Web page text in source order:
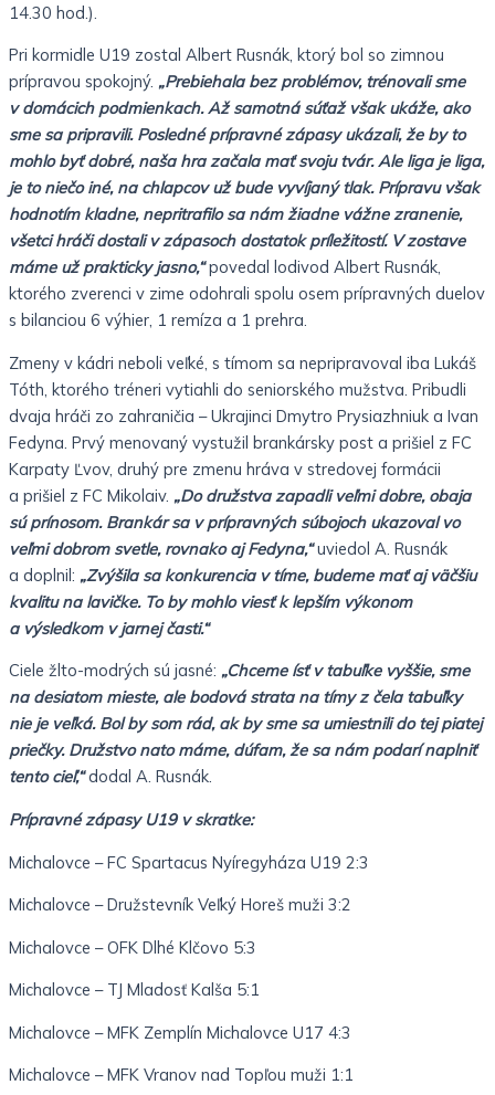
14.30 hod.).
Pri kormidle U19 zostal Albert Rusnák, ktorý bol so zimnou
prípravou spokojný. „Prebiehala bez problémov, trénovali sme
v domácich podmienkach. Až samotná súťaž však ukáže, ako
sme sa pripravili. Posledné prípravné zápasy ukázali, že by to
mohlo byť dobré, naša hra začala mať svoju tvár. Ale liga je liga,
je to niečo iné, na chlapcov už bude vyvíjaný tlak. Prípravu však
hodnotím kladne, nepritrafilo sa nám žiadne vážne zranenie,
všetci hráči dostali v zápasoch dostatok príležitostí. V zostave
máme už prakticky jasno,“povedal lodivod Albert Rusnák,
ktorého zverenci v zime odohrali spolu osem prípravných duelov
s bilanciou 6 výhier, 1 remíza a 1 prehra.
Zmeny v kádri neboli veľké, s tímom sa nepripravoval iba Lukáš
Tóth, ktorého tréneri vytiahli do seniorského mužstva. Pribudli
dvaja hráči zo zahraničia – Ukrajinci Dmytro Prysiazhniuk a Ivan
Fedyna. Prvý menovaný vystužil brankársky post a prišiel z FC
Karpaty Ľvov, druhý pre zmenu hráva v stredovej formácii
a prišiel z FC Mikolaiv. „Do družstva zapadli veľmi dobre, obaja
sú prínosom. Brankár sa v prípravných súbojoch ukazoval vo
veľmi dobrom svetle, rovnako aj Fedyna,“uviedol A. Rusnák
a doplnil: „Zvýšila sa konkurencia v tíme, budeme mať aj väčšiu
kvalitu na lavičke. To by mohlo viesť k lepším výkonom
a výsledkom v jarnej časti.“
Ciele žlto-modrých sú jasné: „Chceme ísť v tabuľke vyššie, sme
na desiatom mieste, ale bodová strata na tímy z čela tabuľky
nie je veľká. Bol by som rád, ak by sme sa umiestnili do tej piatej
priečky. Družstvo nato máme, dúfam, že sa nám podarí naplniť
tento cieľ,“dodal A. Rusnák.
Prípravné zápasy U19 v skratke:
Michalovce – FC Spartacus Nyíregyháza U19 2:3
Michalovce – Družstevník Veľký Horeš muži 3:2
Michalovce – OFK Dlhé Klčovo 5:3
Michalovce – TJ Mladosť Kalša 5:1
Michalovce – MFK Zemplín Michalovce U17 4:3
Michalovce – MFK Vranov nad Topľou muži 1:1